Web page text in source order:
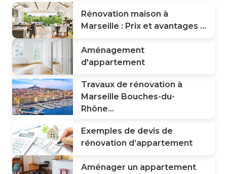
Rénovation maison à
Marseille : Prix et avantages ...
Aménagement
d'appartement
Travaux de rénovation à
Marseille Bouches-du-
Rhône...
Exemples de devis de
rénovation d’appartement
Aménager un appartement